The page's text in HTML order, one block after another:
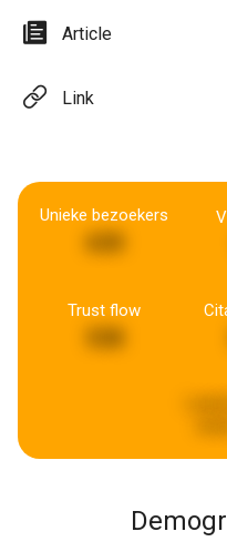
Article
Link
Unieke bezoekers
Trust flow
538